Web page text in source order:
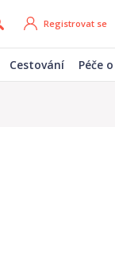
Registrovat se
Cestování Péče